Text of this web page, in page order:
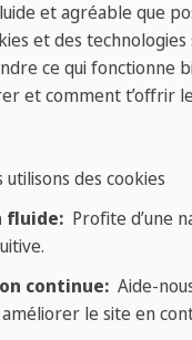
394 765
et agréable que
et des technologies
ce qui fonctionne
et comment t’offrir
utilisons des cookies
fluide:Profite d’une
continue:Aide-
le site en